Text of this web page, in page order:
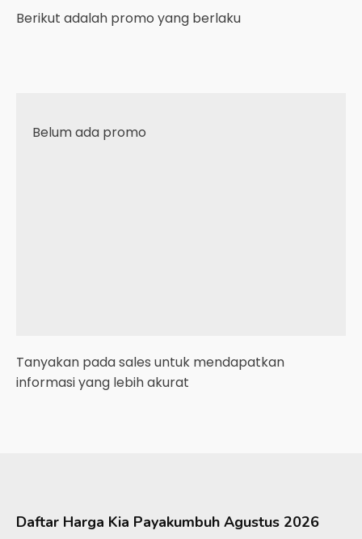
Berikut adalah promo yang berlaku
Belum ada promo
Tanyakan pada sales untuk mendapatkan
informasi yang lebih akurat
Daftar Harga Kia Payakumbuh Agustus 2026